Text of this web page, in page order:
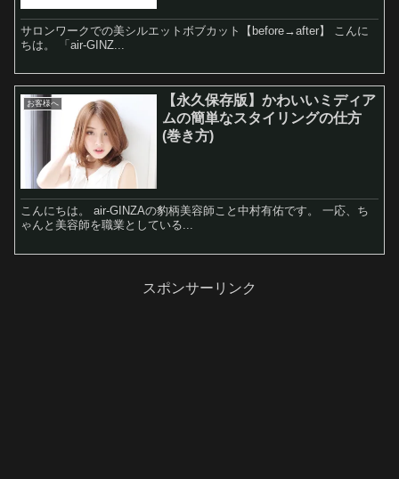
サロンワークでの美シルエットボブカット【before→after】 こんに
ちは。 「air-GINZ...
お客様へ
【永久保存版】かわいいミディア
ムの簡単なスタイリングの仕方
(巻き方)
こんにちは。 air-GINZAの豹柄美容師こと中村有佑です。 一応、ち
ゃんと美容師を職業としている...
スポンサーリンク